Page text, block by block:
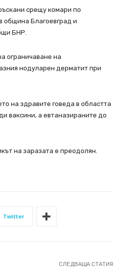
срещу комари по
община Благоевград и
БНР.
ограничаване на
нодуларен дерматит при
на здравите говеда в областта
ваксини, а евтаназираните до
на заразата е преодолян.
Twitter
СЛЕДВАЩА СТАТИЯ